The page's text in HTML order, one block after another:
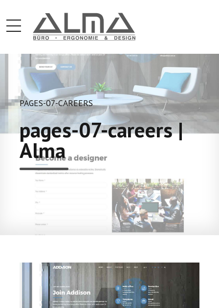
PAGES-07-CAREERS
pages-07-careers |
Alma